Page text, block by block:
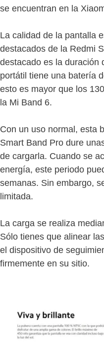
se encuentran en la
La calidad de la pantalla
destacados de la Redmi
destacado es la duración
portátil tiene una batería
esto es mayor que los
la Mi Band 6.
Con un uso normal, esta
Smart Band Pro dure
de cargarla. Cuando se
energía, este periodo
semanas. Sin embargo,
limitada.
La carga se realiza
Sólo tienes que alinear
el dispositivo de
firmemente en su sitio.